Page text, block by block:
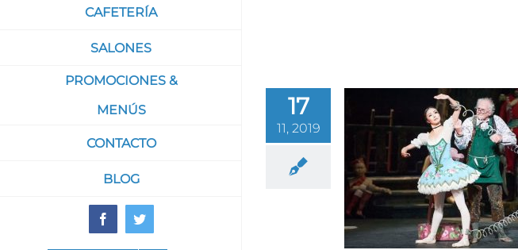
CAFETERÍA
SALONES
PROMOCIONES &
MENÚS
CONTACTO
BLOG
FacebookTwitter
17
11, 2019